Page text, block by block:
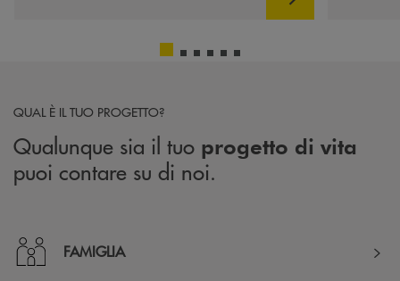
QUAL È IL TUO PROGETTO?
Qualunque sia il tuo progetto di vita
puoi contare su di noi.
FAMIGLIA